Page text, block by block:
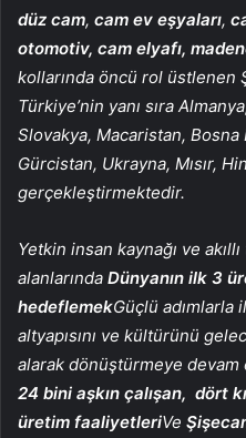
düz cam, cam ev eşyaları,
otomotiv, cam elyafı,
kollarında öncü rol
Türkiye’nin yanı sıra
Slovakya, Macaristan,
Gürcistan, Ukrayna, Mısır,
gerçekleştirmektedir.
Yetkin insan kaynağı ve
alanlarında Dünyanın ilk 3
hedeflemekGüçlü
altyapısını ve kültürünü
alarak dönüştürmeye devam
24 bini aşkın çalışan, dört
üretim faaliyetleriVe